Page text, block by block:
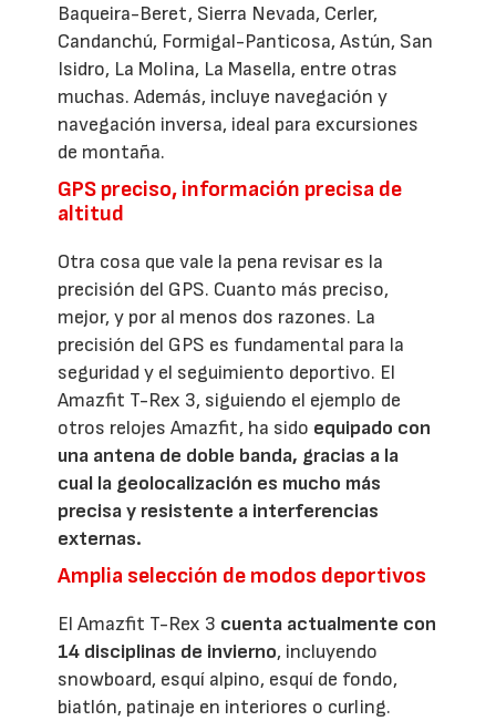
Baqueira-Beret, Sierra Nevada, Cerler,
Candanchú, Formigal-Panticosa, Astún, San
Isidro, La Molina, La Masella, entre otras
muchas. Además, incluye navegación y
navegación inversa, ideal para excursiones
de montaña.
GPS preciso, información precisa de
altitud
Otra cosa que vale la pena revisar es la
precisión del GPS. Cuanto más preciso,
mejor, y por al menos dos razones. La
precisión del GPS es fundamental para la
seguridad y el seguimiento deportivo. El
Amazfit T-Rex 3, siguiendo el ejemplo de
otros relojes Amazfit, ha sido equipado con
una antena de doble banda, gracias a la
cual la geolocalización es mucho más
precisa y resistente a interferencias
externas.
Amplia selección de modos deportivos
El Amazfit T-Rex 3 cuenta actualmente con
14 disciplinas de invierno, incluyendo
snowboard, esquí alpino, esquí de fondo,
biatlón, patinaje en interiores o curling.